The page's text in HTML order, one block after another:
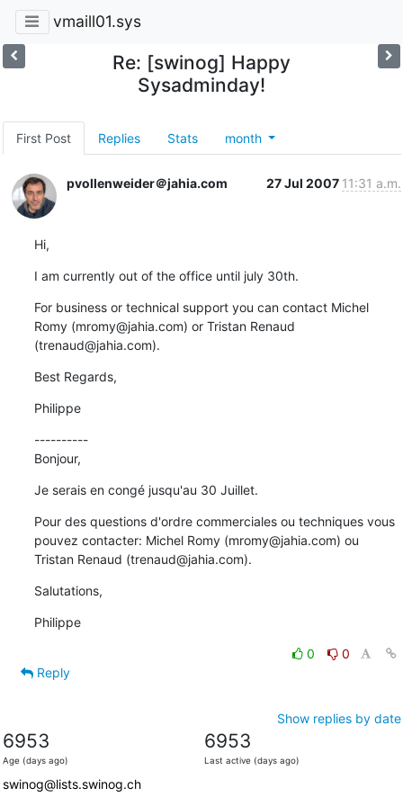
vmaill01.sys
Re: [swinog] Happy
Sysadminday!
First Post Replies Stats month
pvollenweider＠jahia.com 27 Jul 2007 11:31 a.m.
Hi,
I am currently out of the office until july 30th.
For business or technical support you can contact Michel
Romy (mromy@jahia.com) or Tristan Renaud
(trenaud@jahia.com).
Best Regards,
Philippe
----------
Bonjour,
Je serais en congé jusqu'au 30 Juillet.
Pour des questions d'ordre commerciales ou techniques vous
pouvez contacter: Michel Romy (mromy@jahia.com) ou
Tristan Renaud (trenaud@jahia.com).
Salutations,
Philippe
0
0
Reply
Show replies by date
6953
Age (days ago)
6953
Last active (days ago)
swinog@lists.swinog.ch